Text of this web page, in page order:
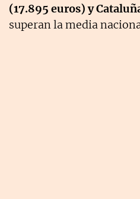
(17.895 euros) y
superan la media